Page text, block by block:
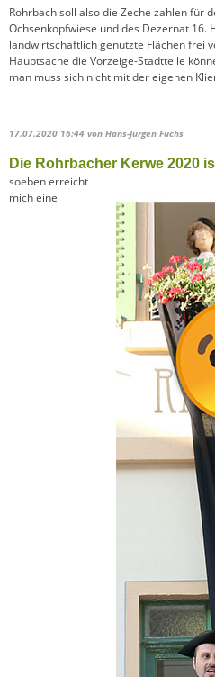
Rohrbach soll also die Zeche zahlen für
Ochsenkopfwiese und des Dezernat 16.
landwirtschaftlich genutzte Flächen frei
Hauptsache die Vorzeige-Stadtteile
man muss sich nicht mit der eigenen
17.07.2020 16:44 von Hans-Jürgen Fuchs
Die Rohrbacher Kerwe 2020
soeben erreicht
mich eine